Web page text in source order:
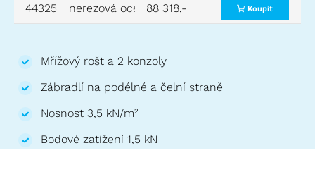
44325 nerezová ocel 940x1000
88 318,- Koupit
Mřížový rošt a 2 konzoly
Zábradlí na podélné a čelní straně
Nosnost 3,5 kN/m²
Bodové zatížení 1,5 kN